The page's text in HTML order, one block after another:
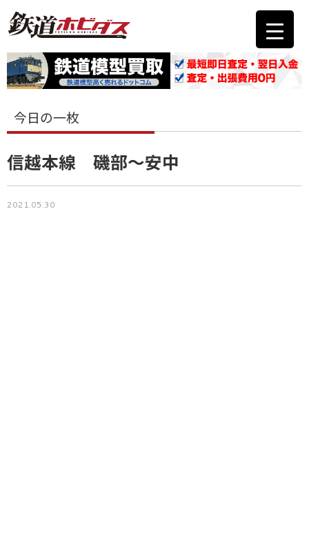
今日の一枚
信越本線 磯部～安中
2021.05.30